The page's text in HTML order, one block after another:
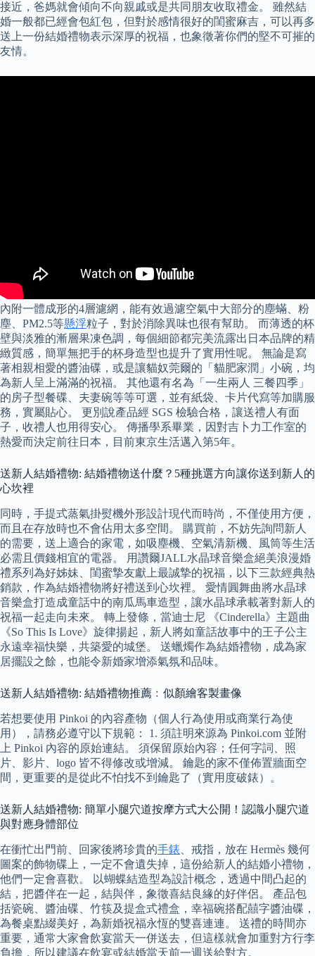
接近，爸媽就會傾向不向親戚或是共同朋友收取禮金。 雖然結
婚一般都已經會包紅包，但對於感情很好的閨蜜麻吉，可以再多
送上一份結婚禮物表示深厚的祝福，也象徵著你們的堅不可摧的
友情。
內附一體成形的4層濾網，能有效過濾空氣中大部分的塵蟎、粉
塵、PM2.5等懸浮粒子，對於消除異味也很有幫助。 而薄透的杯
壁與淡雅的漸層果凍色調，每個細節都完美流露出日本品牌的精
緻質感，簡單無把手的杯身造型也提升了實用性呢。 無論是寫
著相親相愛的醬油碟，或是讓貓奴莞爾的「貓肥家潤」小碗，均
為新人呈上滿滿的祝福。 其他還有名為「一生兩人 三餐四季」
的房子型餐碟、夫妻碗等等可選，並有紙袋、卡片代寫等加購服
務，實屬貼心。 更別說產品經 SGS 檢驗合格，讓送禮人有面
子，收禮人也用得安心。 傳播學系畢業，因對吉卜力工作室的
熱愛而決定前往日本，目前東京生活邁入第5年。
送新人結婚禮物: 結婚禮物送什麼？5種挑選方向讓你送到新人的
心坎裡
同時，手提式蒸氣掛熨機外形設計現代而時尚，不僅使用方便，
而且在存放時也不會佔用太多空間。 購買前，不妨先詢問新人
的需要，送上適合的家電，如吸塵機、空氣清新機、風筒等生活
必需且價錢相宜的電器。 用讚爾JALL水晶球音樂盒絕美浪漫婚
禮系列為好姊妹、閨蜜摯友獻上最誠摯的祝福，以下三款經典熱
銷款，作為結婚禮物將好禮送到心坎裡。 愛情圓舞曲將水晶球
音樂盒打造成童話中的南瓜馬車造型，讓水晶球承載著對新人的
祝福一起走向未來。 轉上發條，當迪士尼 《Cinderella》主題曲
《So This Is Love》旋律揚起，新人將如童話故事中的王子公主
永遠幸福快樂，共築愛的城堡。 送蠟燭作為結婚禮物，成為家
居擺設之餘，也能令新婚家增添氣氛和品味。
送新人結婚禮物: 結婚禮物推薦﹕似顏繪客製畫像
若想要使用 Pinkoi 的內容產物（個人行為使用或商業行為使
用），請務必遵守以下規範： 1. 須註明來源為 Pinkoi.com 並附
上 Pinkoi 內容的原始連結。 須保留原始內容；任何字詞、照
片、影片、logo 皆不得修改或增減。 鑰匙的家不僅佈置牆面空
間，更重要的是從此不怕找不到鑰匙了（實用度破錶）。
送新人結婚禮物: 簡單小腿穴道按摩方式大公開！認識小腿穴道
與對應身體部位
在衝忙出門前、回家後將珍貴的手錶 、戒指，放在 Hermès 幾何
圖案的飾物碟上，一定不會遺失掉，這份給新人的結婚小禮物，
他們一定會喜歡。 以蝴蝶結造型為設計概念，透過中間凸起的
結，把醬伴在一起，結與伴，象徵喜結良緣的好伴侶。 產品包
括瓷碗、醬油碟、竹筷及提盒式禮盒，幸福碗搭配囍字醬油碟，
為餐桌點綴美好，為新婚祝福永恆的雙喜連連。 送禮的時間亦
重要，通常大家會飲宴當天一併送去，但這樣就會加重對方行李
負擔，所以建議在飲宴或結婚當天前一週送給對方。